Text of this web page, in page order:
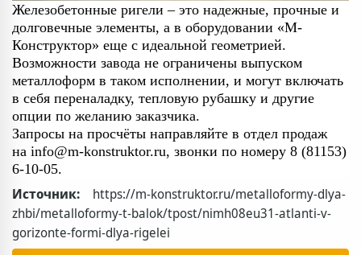
Железобетонные ригели – это надежные, прочные и
долговечные элементы, а в оборудовании «М-
Конструктор» еще с идеальной геометрией.
Возможности завода не ограничены выпуском
металлоформ в таком исполнении, и могут включать
в себя переналадку, тепловую рубашку и другие
опции по желанию заказчика.
Запросы на просчёты направляйте в отдел продаж
на info@m-konstruktor.ru, звонки по номеру 8 (81153)
6-10-05.
Источник:
https://m-konstruktor.ru/metalloformy-dlya-
zhbi/metalloformy-t-balok/tpost/nimh08eu31-atlanti-v-
gorizonte-formi-dlya-rigelei